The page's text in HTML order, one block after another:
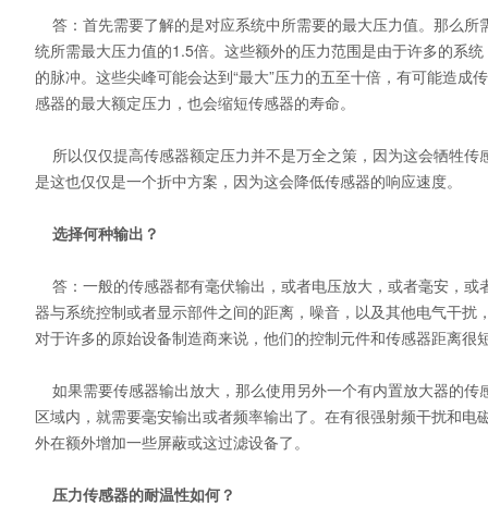
答：首先需要了解的是对应系统中所需要的最大压力值。那么
统所需最大压力值的1.5倍。这些额外的压力范围是由于许多的系
的脉冲。这些尖峰可能会达到“最大”压力的五至十倍，有可能造成
感器的最大额定压力，也会缩短传感器的寿命。
所以仅仅提高传感器额定压力并不是万全之策，因为这会牺牲
是这也仅仅是一个折中方案，因为这会降低传感器的响应速度。
选择何种输出？
答：一般的传感器都有毫伏输出，或者电压放大，或者毫安，
器与系统控制或者显示部件之间的距离，噪音，以及其他电气干
对于许多的原始设备制造商来说，他们的控制元件和传感器距离
如果需要传感器输出放大，那么使用另外一个有内置放大器的
区域内，就需要毫安输出或者频率输出了。在有很强射频干扰和
外在额外增加一些屏蔽或这过滤设备了。
压力传感器的耐温性如何？